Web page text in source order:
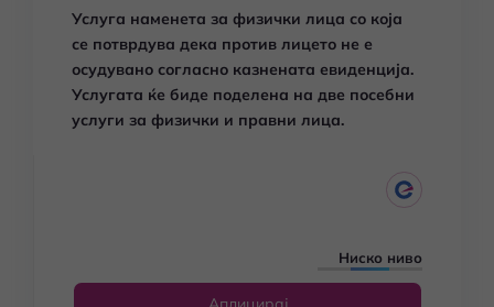
Услуга наменета за физички лица со која
се потврдува дека против лицето не е
осудувано согласно казнената евиденција.
Услугата ќе биде поделена на две посебни
услуги за физички и правни лица.
Ниско ниво